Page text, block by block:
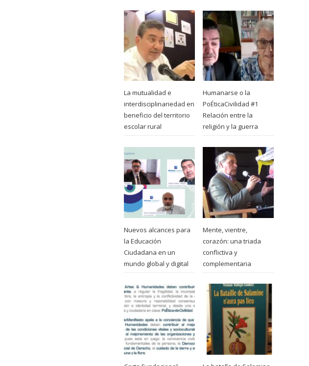
La mutualidad e
interdisciplinariedad en
beneficio del territorio
escolar rural
Humanarse o la
PoÉticaCivilidad #1
Relación entre la
religión y la guerra
Nuevos alcances para
la Educación
Ciudadana en un
mundo global y digital
Mente, vientre,
corazón: una triada
conflictiva y
complementaria